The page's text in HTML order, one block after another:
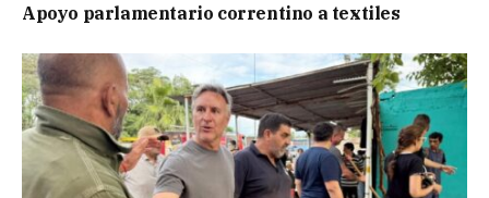
Apoyo parlamentario correntino a textiles